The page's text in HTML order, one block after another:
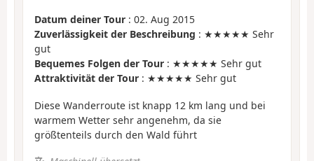
Datum deiner Tour : 02. Aug 2015
Zuverlässigkeit der Beschreibung : ★★★★★ Sehr
gut
Bequemes Folgen der Tour : ★★★★★ Sehr gut
Attraktivität der Tour : ★★★★★ Sehr gut
Diese Wanderroute ist knapp 12 km lang und bei
warmem Wetter sehr angenehm, da sie
größtenteils durch den Wald führt